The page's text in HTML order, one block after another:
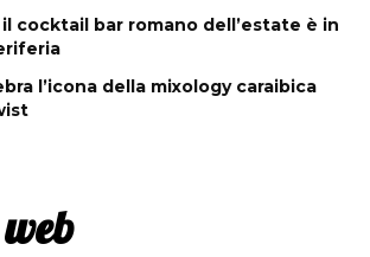
il cocktail bar romano dell’estate è in
l’icona della mixology caraibica